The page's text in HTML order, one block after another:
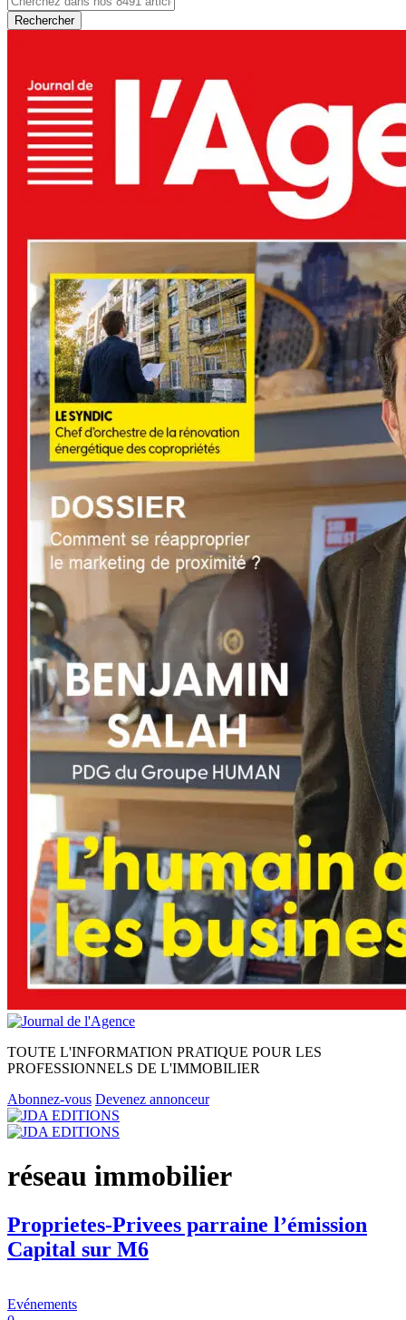
Rechercher
TOUTE L'INFORMATION PRATIQUE POUR LES
PROFESSIONNELS DE L'IMMOBILIER
Abonnez-vous Devenez annonceur
réseau immobilier
Proprietes-Privees parraine l’émission
Capital sur M6
Evénements